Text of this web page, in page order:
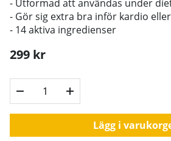
- Utformad att användas under
- Gör sig extra bra inför kardio
- 14 aktiva ingredienser
299 kr
Lägg i